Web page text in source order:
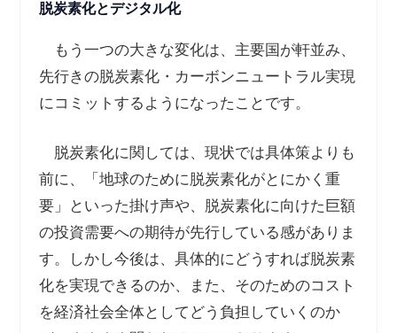
脱炭素化とデジタル化
もう一つの大きな変化は、主要国が軒並み、
先行きの脱炭素化・カーボンニュートラル実現
にコミットするようになったことです。
脱炭素化に関しては、現状では具体策よりも
前に、「地球のために脱炭素化がとにかく重
要」といった掛け声や、脱炭素化に向けた巨額
の投資需要への期待が先行している感がありま
す。しかし今後は、具体的にどうすれば脱炭素
化を実現できるのか、また、そのためのコスト
を経済社会全体としてどう負担していくのか